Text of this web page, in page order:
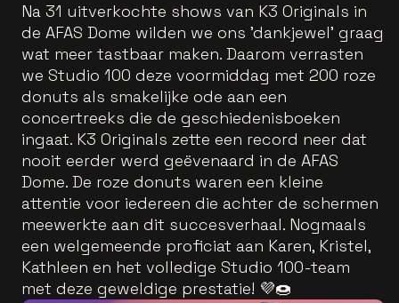
Na 31 uitverkochte shows van K3 Originals in
de AFAS Dome wilden we ons 'dankjewel' graag
wat meer tastbaar maken. Daarom verrasten
we Studio 100 deze voormiddag met 200 roze
donuts als smakelijke ode aan een
concertreeks die de geschiedenisboeken
ingaat. K3 Originals zette een record neer dat
nooit eerder werd geëvenaard in de AFAS
Dome. De roze donuts waren een kleine
attentie voor iedereen die achter de schermen
meewerkte aan dit succesverhaal. Nogmaals
een welgemeende proficiat aan Karen, Kristel,
Kathleen en het volledige Studio 100-team
met deze geweldige prestatie! 💜🍩